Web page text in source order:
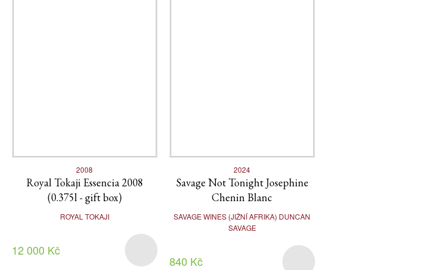
2008
Royal Tokaji Essencia 2008
(0.375l - gift box)
ROYAL TOKAJI
12 000 Kč
2024
Savage Not Tonight Josephine
Chenin Blanc
SAVAGE WINES (JIŽNÍ AFRIKA) DUNCAN
SAVAGE
840 Kč